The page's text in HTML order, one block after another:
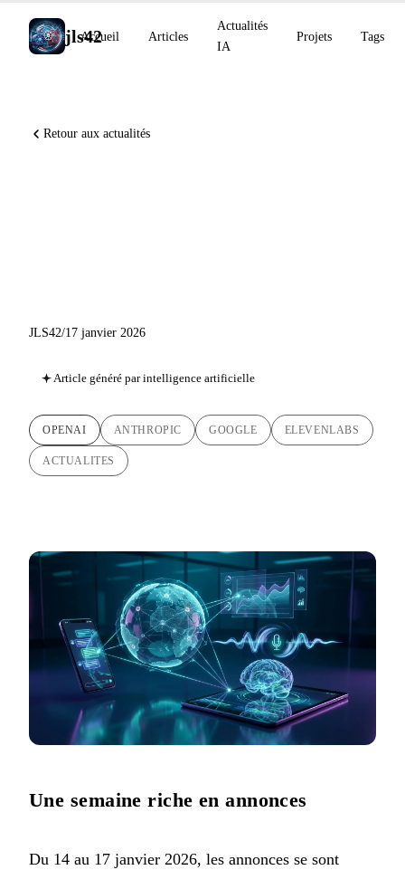
jls42
Accueil Articles
Actualités
IA
Projets Tags
Retour aux actualités
JLS42/17 janvier 2026
Article généré par intelligence artificielle
OPENAI ANTHROPIC GOOGLE ELEVENLABS
ACTUALITES
Une semaine riche en annonces
Du 14 au 17 janvier 2026, les annonces se sont